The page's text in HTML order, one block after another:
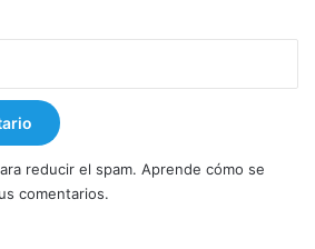
reducir el spam. Aprende cómo se
comentarios.